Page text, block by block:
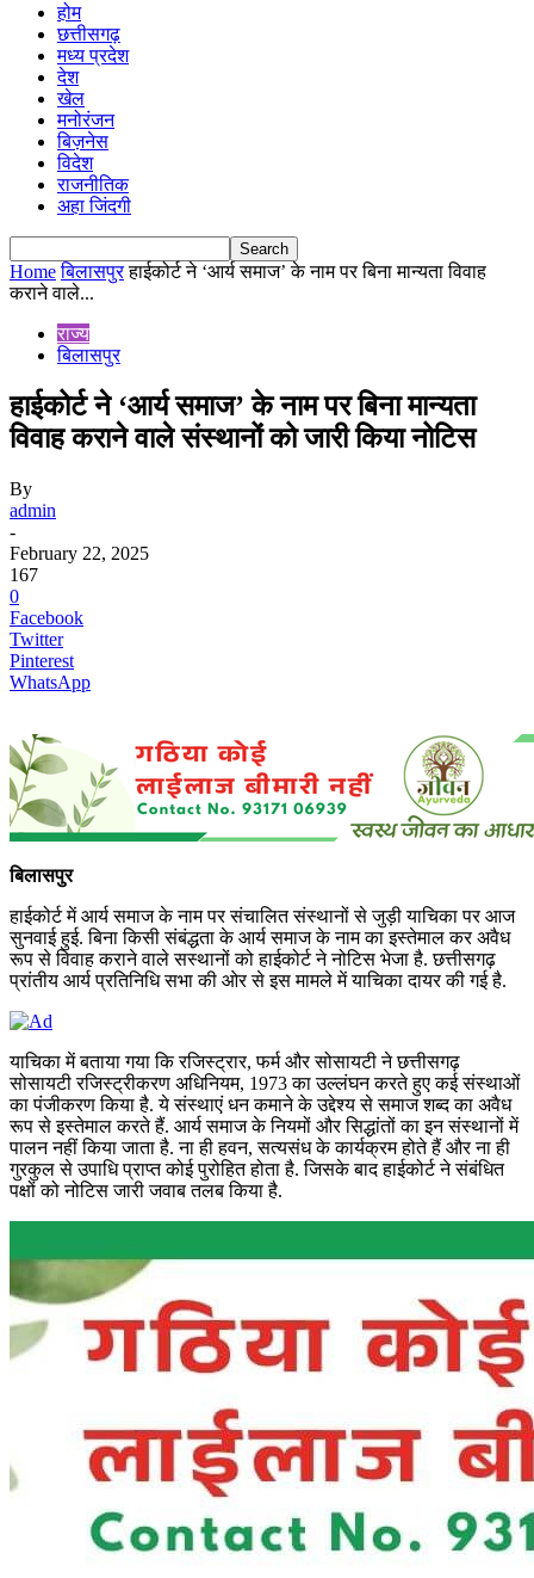
होम
छत्तीसगढ़
मध्य प्रदेश
देश
खेल
मनोरंजन
बिज़नेस
विदेश
राजनीतिक
अहा जिंदगी
Home बिलासपुर हाईकोर्ट ने ‘आर्य समाज’ के नाम पर बिना मान्यता विवाह
कराने वाले...
राज्य
बिलासपुर
हाईकोर्ट ने ‘आर्य समाज’ के नाम पर बिना मान्यता
विवाह कराने वाले संस्थानों को जारी किया नोटिस
By
admin
-
February 22, 2025
167
0
Facebook
Twitter
Pinterest
WhatsApp
बिलासपुर
हाईकोर्ट में आर्य समाज के नाम पर संचालित संस्थानों से जुड़ी याचिका पर आज
सुनवाई हुई. बिना किसी संबंद्धता के आर्य समाज के नाम का इस्तेमाल कर अवैध
रूप से विवाह कराने वाले सस्थानों को हाईकोर्ट ने नोटिस भेजा है. छत्तीसगढ़
प्रांतीय आर्य प्रतिनिधि सभा की ओर से इस मामले में याचिका दायर की गई है.
याचिका में बताया गया कि रजिस्ट्रार, फर्म और सोसायटी ने छत्तीसगढ़
सोसायटी रजिस्ट्रीकरण अधिनियम, 1973 का उल्लंघन करते हुए कई संस्थाओं
का पंजीकरण किया है. ये संस्थाएं धन कमाने के उद्देश्य से समाज शब्द का अवैध
रूप से इस्तेमाल करते हैं. आर्य समाज के नियमों और सिद्धांतों का इन संस्थानों में
पालन नहीं किया जाता है. ना ही हवन, सत्यसंध के कार्यक्रम होते हैं और ना ही
गुरकुल से उपाधि प्राप्त कोई पुरोहित होता है. जिसके बाद हाईकोर्ट ने संबंधित
पक्षों को नोटिस जारी जवाब तलब किया है.